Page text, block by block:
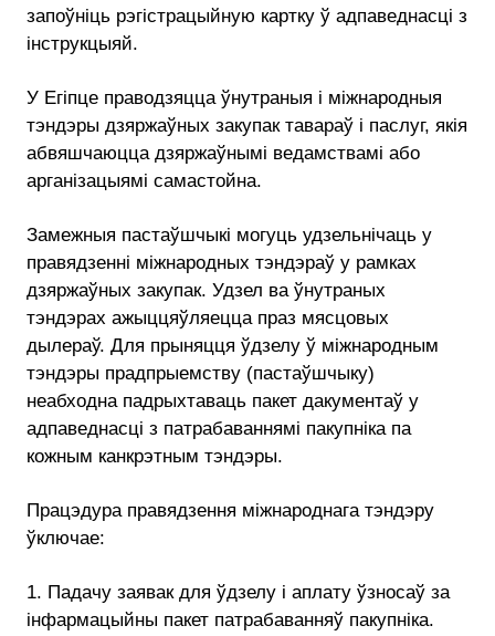
запоўніць рэгістрацыйную картку ў адпаведнасці з
інструкцыяй.
У Егіпце праводзяцца ўнутраныя і міжнародныя
тэндэры дзяржаўных закупак тавараў і паслуг, якія
абвяшчаюцца дзяржаўнымі ведамствамі або
арганізацыямі самастойна.
Замежныя пастаўшчыкі могуць удзельнічаць у
правядзенні міжнародных тэндэраў у рамках
дзяржаўных закупак. Удзел ва ўнутраных
тэндэрах ажыццяўляецца праз мясцовых
дылераў. Для прыняцця ўдзелу ў міжнародным
тэндэры прадпрыемству (пастаўшчыку)
неабходна падрыхтаваць пакет дакументаў у
адпаведнасці з патрабаваннямі пакупніка па
кожным канкрэтным тэндэры.
Працэдура правядзення міжнароднага тэндэру
ўключае:
1. Падачу заявак для ўдзелу і аплату ўзносаў за
інфармацыйны пакет патрабаванняў пакупніка.